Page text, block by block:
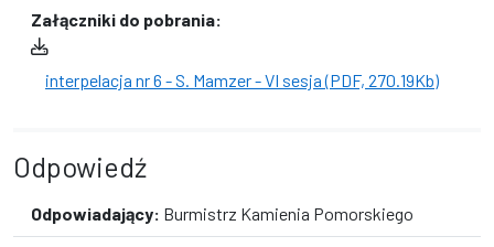
Załączniki do pobrania:
interpelacja nr 6 - S. Mamzer - VI sesja (PDF, 270.19Kb)
Odpowiedź
Odpowiadający: Burmistrz Kamienia Pomorskiego